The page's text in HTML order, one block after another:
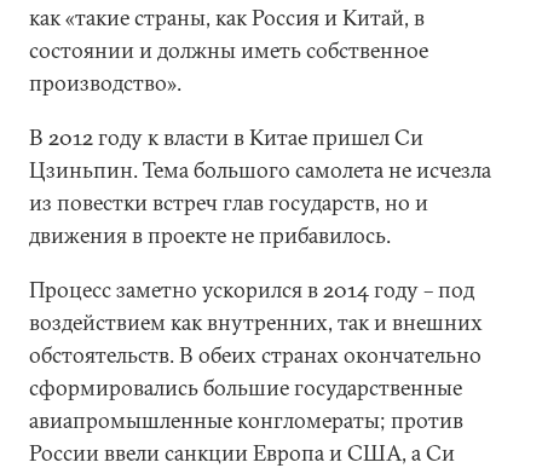
как «такие страны, как Россия и Китай, в
состоянии и должны иметь собственное
производство».
В 2012 году к власти в Китае пришел Си
Цзиньпин. Тема большого самолета не исчезла
из повестки встреч глав государств, но и
движения в проекте не прибавилось.
Процесс заметно ускорился в 2014 году – под
воздействием как внутренних, так и внешних
обстоятельств. В обеих странах окончательно
сформировались большие государственные
авиапромышленные конгломераты; против
России ввели санкции Европа и США, а Си